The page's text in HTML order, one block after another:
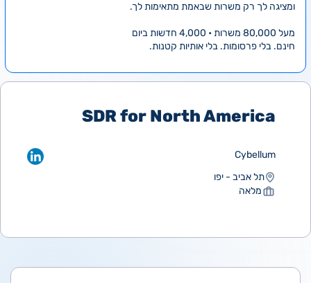
ומציגה לך רק משרות שבאמת מתאימות לך.
מעל 80,000 משרות • 4,000 חדשות ביום
חינם. בלי פרסומות. בלי אותיות קטנות.
SDR for North America
Cybellum
תל אביב - יפו
מלאה